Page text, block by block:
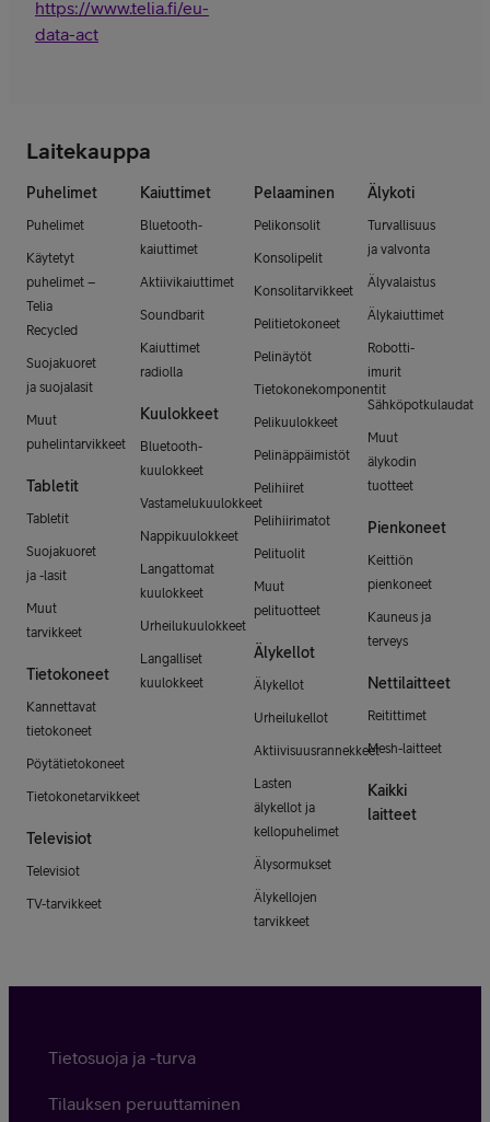
https://www.telia.fi/eu-
data-act
Laitekauppa
Puhelimet
Puhelimet
Käytetyt
puhelimet –
Telia
Recycled
Suojakuoret
ja suojalasit
Muut
puhelintarvikkeet
Tabletit
Tabletit
Suojakuoret
ja -lasit
Muut
tarvikkeet
Tietokoneet
Kannettavat
tietokoneet
Pöytätietokoneet
Tietokonetarvikkeet
Televisiot
Televisiot
TV-tarvikkeet
Kaiuttimet
Bluetooth-
kaiuttimet
Aktiivikaiuttimet
Soundbarit
Kaiuttimet
radiolla
Kuulokkeet
Bluetooth-
kuulokkeet
Vastamelukuulokkeet
Nappikuulokkeet
Langattomat
kuulokkeet
Urheilukuulokkeet
Langalliset
kuulokkeet
Pelaaminen
Pelikonsolit
Konsolipelit
Konsolitarvikkeet
Pelitietokoneet
Pelinäytöt
Tietokonekomponentit
Pelikuulokkeet
Pelinäppäimistöt
Pelihiiret
Pelihiirimatot
Pelituolit
Muut
pelituotteet
Älykellot
Älykellot
Urheilukellot
Aktiivisuusrannekkeet
Lasten
älykellot ja
kellopuhelimet
Älysormukset
Älykellojen
tarvikkeet
Älykoti
Turvallisuus
ja valvonta
Älyvalaistus
Älykaiuttimet
Robotti-
imurit
Sähköpotkulaudat
Muut
älykodin
tuotteet
Pienkoneet
Keittiön
pienkoneet
Kauneus ja
terveys
Nettilaitteet
Reitittimet
Mesh-laitteet
Kaikki
laitteet
Tietosuoja ja -turva
Tilauksen peruuttaminen